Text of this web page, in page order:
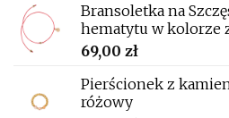
Bransoletka na
hematytu w kolorze
69,00 zł
Pierścionek z
różowy